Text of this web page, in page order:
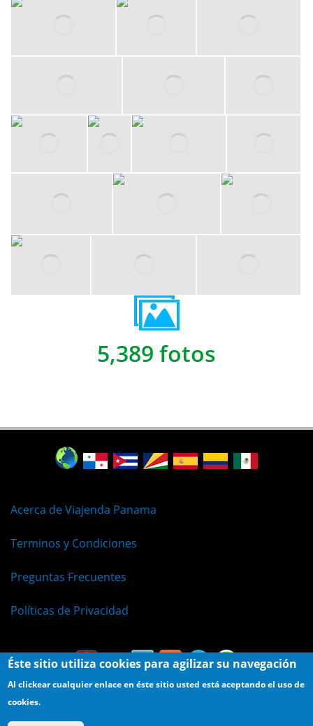
5,389 fotos
Acerca de Viajenda Panama
Terminos y Condiciones
Preguntas Frecuentes
Políticas de Privacidad
Éste sitio utiliza cookies para agilizar su navegación
Al clickear cualquier enlace en éste sitio usted está aceptando el uso de
cookies.